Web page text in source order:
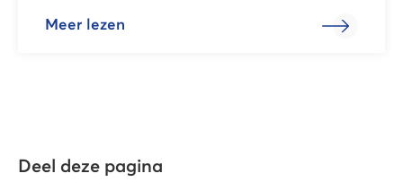
Meer lezen
Deel deze pagina